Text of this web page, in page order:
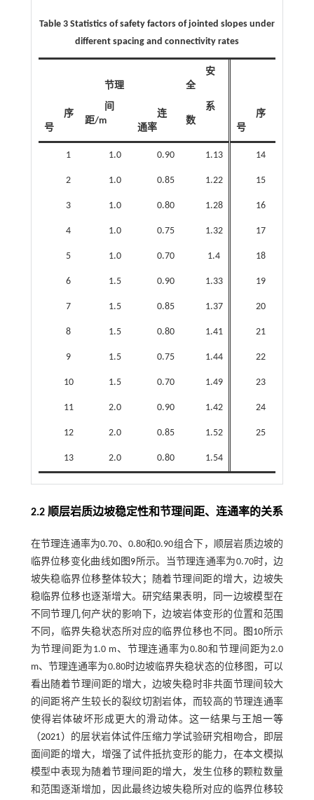
Table 3 Statistics of safety factors of jointed slopes under
different spacing and connectivity rates
序
号
节理
间
距/m
连
通率
安
全
系
数
序
号
1 1.0 0.90 1.13 14
2 1.0 0.85 1.22 15
3 1.0 0.80 1.28 16
4 1.0 0.75 1.32 17
5 1.0 0.70 1.4 18
6 1.5 0.90 1.33 19
7 1.5 0.85 1.37 20
8 1.5 0.80 1.41 21
9 1.5 0.75 1.44 22
10 1.5 0.70 1.49 23
11 2.0 0.90 1.42 24
12 2.0 0.85 1.52 25
13 2.0 0.80 1.54
2.2 顺层岩质边坡稳定性和节理间距、连通率的关系
在节理连通率为0.70、0.80和0.90组合下，顺层岩质边坡的
临界位移变化曲线如 图9所示。当节理连通率为0.70时，边
坡失稳临界位移整体较大；随着节理间距的增大，边坡失
稳临界位移也逐渐增大。研究结果表明，同一边坡模型在
不同节理几何产状的影响下，边坡岩体变形的位置和范围
不同，临界失稳状态所对应的临界位移也不同。
图10所示
为节理间距为1.0 m、节理连通率为0.80和节理间距为2.0
m、节理连通率为0.80时边坡临界失稳状态的位移图，可以
看出随着节理间距的增大，边坡失稳时非共面节理间较大
的间距将产生较长的裂纹切割岩体，而较高的节理连通率
使得岩体破坏形成更大的滑动体。这一结果与王旭一等
（2021）
的层状岩体试件压缩力学试验研究相吻合，即层
面间距的增大，增强了试件抵抗变形的能力，在本文模拟
模型中表现为随着节理间距的增大，发生位移的颗粒数量
和范围逐渐增加，因此最终边坡失稳所对应的临界位移较